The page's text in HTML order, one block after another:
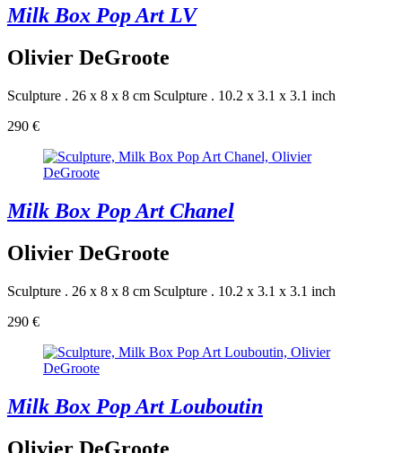
Milk Box Pop Art LV
Olivier DeGroote
Sculpture . 26 x 8 x 8 cm Sculpture . 10.2 x 3.1 x 3.1 inch
290 €
Milk Box Pop Art Chanel
Olivier DeGroote
Sculpture . 26 x 8 x 8 cm Sculpture . 10.2 x 3.1 x 3.1 inch
290 €
Milk Box Pop Art Louboutin
Olivier DeGroote